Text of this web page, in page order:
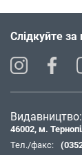
Слідкуйте
Видавництво:
46002, м.
Тел./факс: